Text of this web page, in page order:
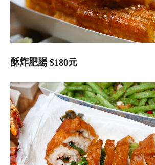
酥炸肥腸 $180元